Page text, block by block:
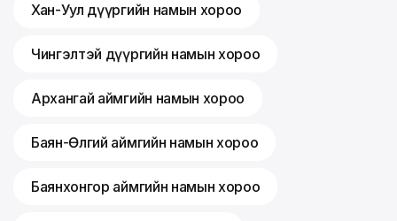
Хан-Уул дүүргийн намын хороо
Чингэлтэй дүүргийн намын хороо
Архангай аймгийн намын хороо
Баян-Өлгий аймгийн намын хороо
Баянхонгор аймгийн намын хороо